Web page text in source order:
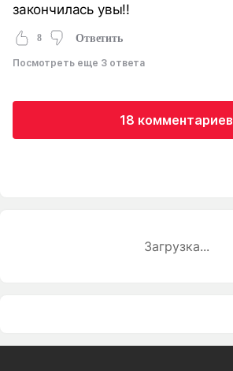
закончилась увы!!
8 Ответить
Посмотреть еще 3 ответа
18 комментариев
Загрузка...